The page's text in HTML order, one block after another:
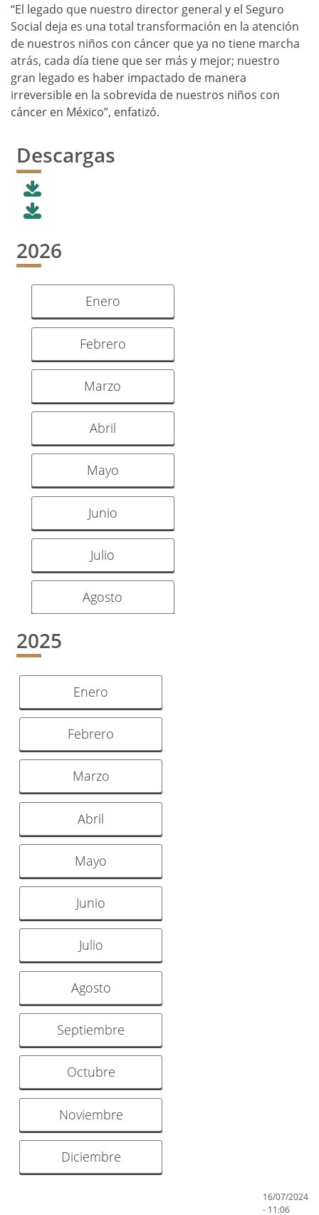
“El legado que nuestro director general y el Seguro
Social deja es una total transformación en la atención
de nuestros niños con cáncer que ya no tiene marcha
atrás, cada día tiene que ser más y mejor; nuestro
gran legado es haber impactado de manera
irreversible en la sobrevida de nuestros niños con
cáncer en México”, enfatizó.
Descargas
2026
Enero
Febrero
Marzo
Abril
Mayo
Junio
Julio
Agosto
2025
Enero
Febrero
Marzo
Abril
Mayo
Junio
Julio
Agosto
Septiembre
Octubre
Noviembre
Diciembre
16/07/2024
- 11:06